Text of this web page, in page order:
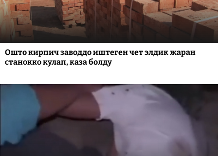
Ошто кирпич заводдо иштеген чет элдик жаран
станокко кулап, каза болду